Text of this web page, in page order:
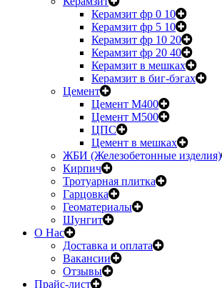
Керамзит фр 0 10
Керамзит фр 5 10
Керамзит фр 10 20
Керамзит фр 20 40
Керамзит в мешках
Керамзит в биг-бэгах
Цемент
Цемент М400
Цемент М500
ЦПС
Цемент в мешках
ЖБИ (Железобетонные изделия)
Кирпич
Тротуарная плитка
Гарцовка
Геоматериалы
Шунгит
О Нас
Доставка и оплата
Вакансии
Отзывы
Прайс-лист